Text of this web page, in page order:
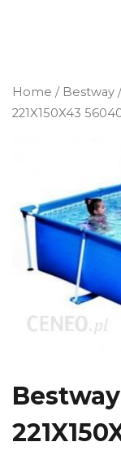
Home / Bestway
221X150X43